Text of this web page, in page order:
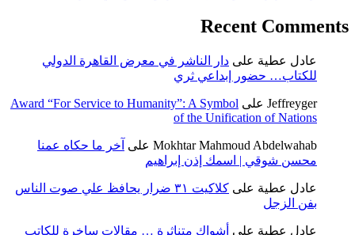
Recent Comments
عادل عطية على دار الناشر في معرض القاهرة الدولي
للكتاب… حضور إبداعي ثري
Jeffreyger على Award “For Service to Humanity”: A Symbol
of the Unification of Nations
Mokhtar Mahmoud Abdelwahab على آخر ما حكاه عمنا
محسن شوقي | اسمك إذن إبراهيم
عادل عطية على
كلاكيت ٣١ ضرار يحافظ علي صوت الناس
بفن الزجل
عادل عطية على أشواك متناثرة … مقالات ساخرة للكاتب